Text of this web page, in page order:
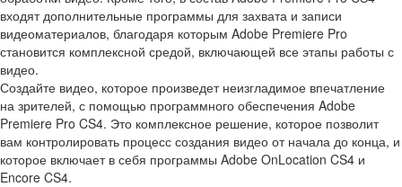
входят дополнительные программы для захвата и записи
видеоматериалов, благодаря которым Adobe Premiere Pro
становится комплексной средой, включающей все этапы работы с
видео.
Создайте видео, которое произведет неизгладимое впечатление
на зрителей, с помощью программного обеспечения Adobe
Premiere Pro CS4. Это комплексное решение, которое позволит
вам контролировать процесс создания видео от начала до конца, и
которое включает в себя программы Adobe OnLocation CS4 и
Encore CS4.